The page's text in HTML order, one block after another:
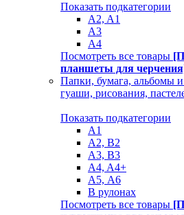
Показать подкатегории
A2, A1
A3
A4
Посмотреть все товары
планшеты для
Папки, бумага, альбомы
гуаши, рисования,
Показать подкатегории
A1
A2, B2
A3, B3
A4, A4+
А5, А6
В рулонах
Посмотреть все товары